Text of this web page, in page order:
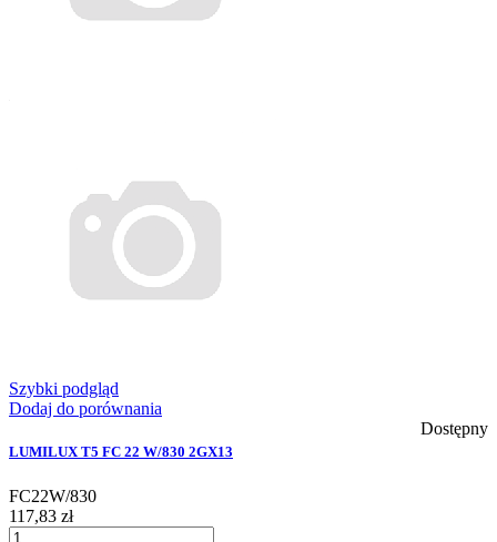
Szybki podgląd
Dodaj do porównania
Dostępny
LUMILUX T5 FC 22 W/830 2GX13
FC22W/830
117,83 zł